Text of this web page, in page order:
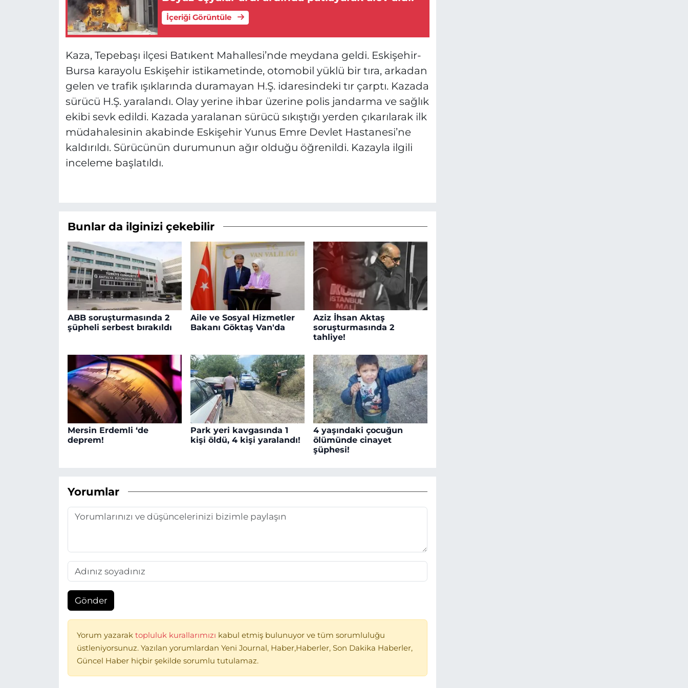
İçeriği Görüntüle
Kaza, Tepebaşı ilçesi Batıkent Mahallesi’nde meydana geldi. Eskişehir-
Bursa karayolu Eskişehir istikametinde, otomobil yüklü bir tıra, arkadan
gelen ve trafik ışıklarında duramayan H.Ş. idaresindeki tır çarptı. Kazada
sürücü H.Ş. yaralandı. Olay yerine ihbar üzerine polis jandarma ve sağlık
ekibi sevk edildi. Kazada yaralanan sürücü sıkıştığı yerden çıkarılarak ilk
müdahalesinin akabinde Eskişehir Yunus Emre Devlet Hastanesi’ne
kaldırıldı. Sürücünün durumunun ağır olduğu öğrenildi. Kazayla ilgili
inceleme başlatıldı.
Bunlar da ilginizi çekebilir
ABB soruşturmasında 2
şüpheli serbest bırakıldı
Aile ve Sosyal Hizmetler
Bakanı Göktaş Van'da
Aziz İhsan Aktaş
soruşturmasında 2
tahliye!
Mersin Erdemli ‘de
deprem!
Park yeri kavgasında 1
kişi öldü, 4 kişi yaralandı!
4 yaşındaki çocuğun
ölümünde cinayet
şüphesi!
Yorumlar
Gönder
Yorum yazarak topluluk kurallarımızı kabul etmiş bulunuyor ve tüm sorumluluğu
üstleniyorsunuz. Yazılan yorumlardan Yeni Journal, Haber,Haberler, Son Dakika Haberler,
Güncel Haber hiçbir şekilde sorumlu tutulamaz.